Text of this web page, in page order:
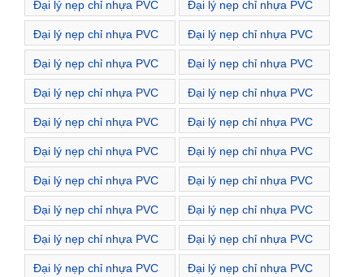
Đại lý nẹp chỉ nhựa PVC
Đường Hồng Mai
Đại lý nẹp chỉ nhựa PVC
Đường Hoa Lư
Đại lý nẹp chỉ nhựa PVC
Đường Hoàng Mai
Đại lý nẹp chỉ nhựa PVC
Đường Huế
Đại lý nẹp chỉ nhựa PVC
Đường Hương Viên
Đại lý nẹp chỉ nhựa PVC
Đường Kim Ngưu
Đại lý nẹp chỉ nhựa PVC
Đường Lãng Yên
Đại lý nẹp chỉ nhựa PVC
Đường Lê Duẩn
Đại lý nẹp chỉ nhựa PVC
Đường Lê Gia Đỉnh
Đại lý nẹp chỉ nhựa PVC
Đường Lê Ngọc Hân
Đại lý nẹp chỉ nhựa PVC
Đường Lê Quý Đôn
Đại lý nẹp chỉ nhựa PVC
Đường Lê Thanh Nghị
Đại lý nẹp chỉ nhựa PVC
Đường Lê Văn Hưu
Đại lý nẹp chỉ nhựa PVC
Đường Lê Đại Hành
Đại lý nẹp chỉ nhựa PVC
Đường Lò Đúc
Đại lý nẹp chỉ nhựa PVC
Đường Lạc Nghiệp
Đại lý nẹp chỉ nhựa PVC
Đường Lạc Trung
Đại lý nẹp chỉ nhựa PVC
Đường Lương Yên
Đại lý nẹp chỉ nhựa PVC
Đại lý nẹp chỉ nhựa PVC